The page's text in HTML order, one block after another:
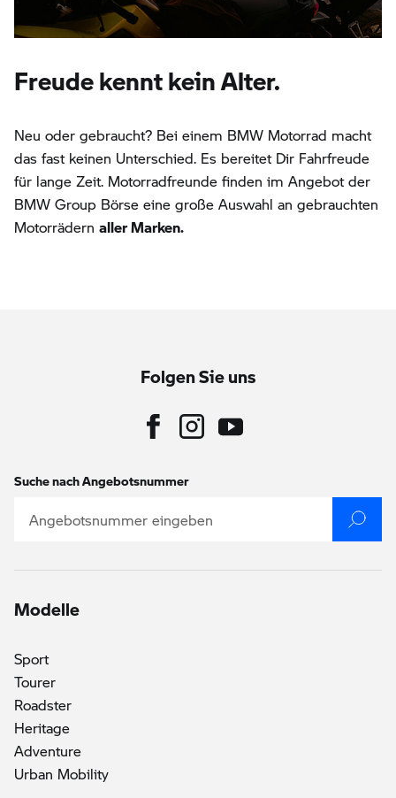
Freude kennt kein Alter.
Neu oder gebraucht? Bei einem BMW Motorrad macht
das fast keinen Unterschied. Es bereitet Dir Fahrfreude
für lange Zeit. Motorradfreunde finden im Angebot der
BMW Group Börse eine große Auswahl an gebrauchten
Motorrädern aller Marken.
Folgen Sie uns
Suche nach Angebotsnummer
Modelle
Sport
Tourer
Roadster
Heritage
Adventure
Urban Mobility